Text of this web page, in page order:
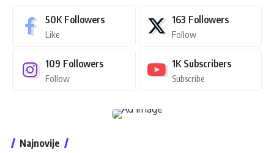
50K Followers
Like
163 Followers
Follow
109 Followers
Follow
1K Subscribers
Subscribe
Najnovije